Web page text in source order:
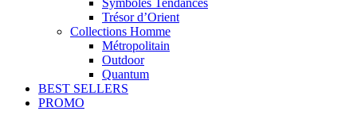
Symboles Tendances
Trésor d’Orient
Collections Homme
Métropolitain
Outdoor
Quantum
BEST SELLERS
PROMO